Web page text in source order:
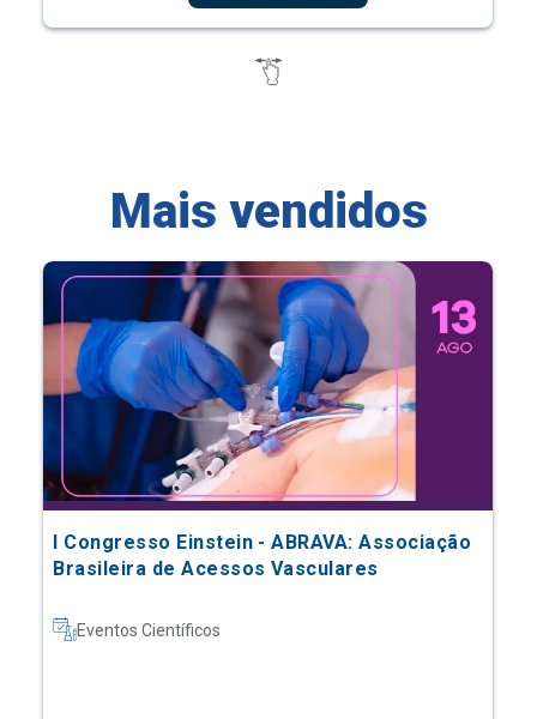
Mais vendidos
I Congresso Einstein - ABRAVA: Associação
Brasileira de Acessos Vasculares
Eventos Científicos